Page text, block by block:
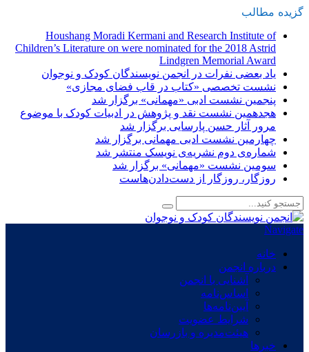
گزیده مطالب
Houshang Moradi Kermani and Research Institute of
Children’s Literature on were nominated for the 2018 Astrid
Lindgren Memorial Award
یاد بعضی نفرات در انجمن نویسندگان کودک و نوجوان
نشست تخصصی «کتاب در قاب فضای مجازی»
پنجمین نشست ادبی «مهمانی» برگزار شد
هجدهمین نشست نقد و پژوهش در ادبیات کودک با موضوع
مرور آثار حسن پارسایی برگزار شد
چهارمین نشست ادبی مهمانی برگزار شد
شماره‌ی دوم نشریه‌ی نویسک منتشر شد
سومین نشست «مهمانی» برگزار شد
روزگار، روزگار از دست‌دادن‌هاست
Navigate
خانه
درباره انجمن
آشنایی با انجمن
اساس‌نامه
آیین‌نامه‌ها
شرایط عضویت
هیئت‌مدیره و بازرسان
خبرها